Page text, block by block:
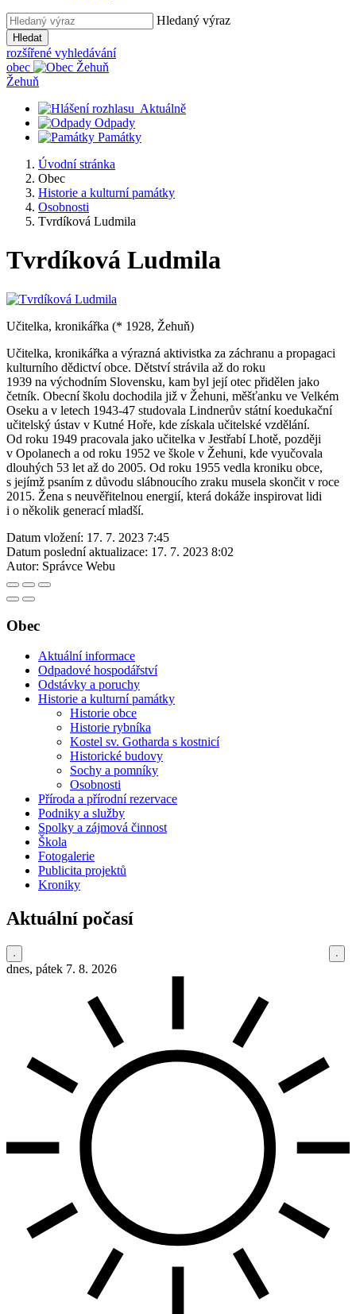
Hledaný výraz
Hledat
rozšířené vyhledávání
obec
Žehuň
Aktuálně
Odpady
Památky
Úvodní stránka
Obec
Historie a kulturní památky
Osobnosti
Tvrdíková Ludmila
Tvrdíková Ludmila
Učitelka, kronikářka (* 1928, Žehuň)
Učitelka, kronikářka a výrazná aktivistka za záchranu a propagaci
kulturního dědictví obce. Dětství strávila až do roku
1939 na východním Slovensku, kam byl její otec přidělen jako
četník. Obecní školu dochodila již v Žehuni, měšťanku ve Velkém
Oseku a v letech 1943-47 studovala Lindnerův státní koedukační
učitelský ústav v Kutné Hoře, kde získala učitelské vzdělání.
Od roku 1949 pracovala jako učitelka v Jestřabí Lhotě, později
v Opolanech a od roku 1952 ve škole v Žehuni, kde vyučovala
dlouhých 53 let až do 2005. Od roku 1955 vedla kroniku obce,
s jejímž psaním z důvodu slábnoucího zraku musela skončit v roce
2015. Žena s neuvěřitelnou energií, která dokáže inspirovat lidi
i o několik generací mladší.
Datum vložení: 17. 7. 2023 7:45
Datum poslední aktualizace: 17. 7. 2023 8:02
Autor: Správce Webu
Obec
Aktuální informace
Odpadové hospodářství
Odstávky a poruchy
Historie a kulturní památky
Historie obce
Historie rybníka
Kostel sv. Gotharda s kostnicí
Historické budovy
Sochy a pomníky
Osobnosti
Příroda a přírodní rezervace
Podniky a služby
Spolky a zájmová činnost
Škola
Fotogalerie
Publicita projektů
Kroniky
Aktuální počasí
dnes, pátek 7. 8. 2026